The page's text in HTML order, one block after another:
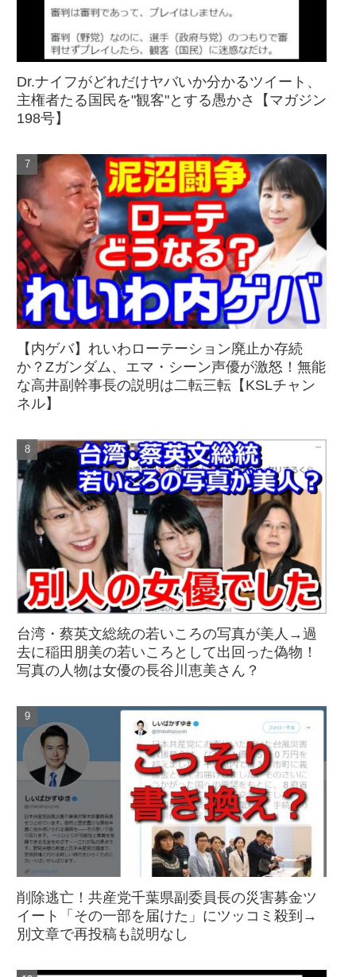
Dr.ナイフがどれだけヤバいか分かるツイート、
主権者たる国民を"観客"とする愚かさ【マガジン
198号】
【内ゲバ】れいわローテーション廃止か存続
か？Zガンダム、エマ・シーン声優が激怒！無能
な高井副幹事長の説明は二転三転【KSLチャン
ネル】
台湾・蔡英文総統の若いころの写真が美人→過
去に稲田朋美の若いころとして出回った偽物！
写真の人物は女優の長谷川恵美さん？
削除逃亡！共産党千葉県副委員長の災害募金ツ
イート「その一部を届けた」にツッコミ殺到→
別文章で再投稿も説明なし